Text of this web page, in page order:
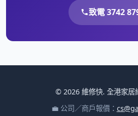
致電 3742
© 2026 維修快. 全港家居
💼 公司／商戶報價：